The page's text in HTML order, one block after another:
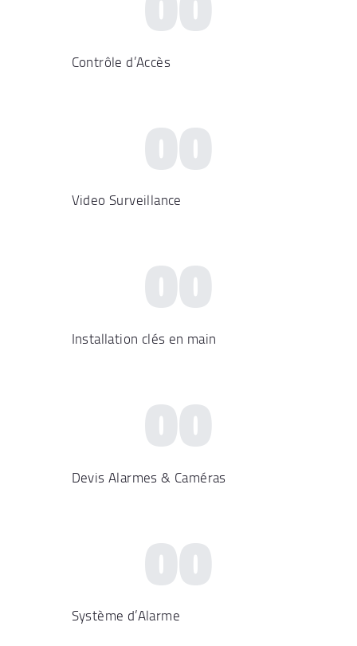
Contrôle d’Accès
00
Video Surveillance
00
Installation clés en main
00
Devis Alarmes & Caméras
00
Système d’Alarme